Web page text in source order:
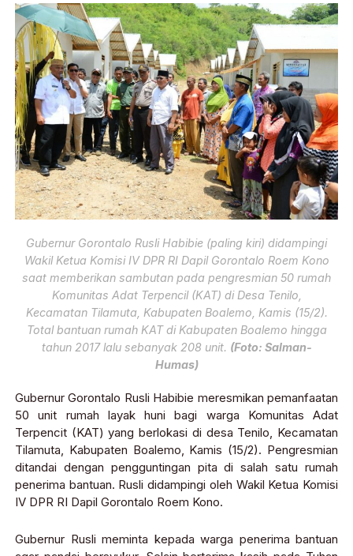
Gubernur Gorontalo Rusli Habibie (paling kiri) didampingi
Wakil Ketua Komisi IV DPR RI Dapil Gorontalo Roem Kono
saat memberikan sambutan pada pengresmian 50 rumah
Komunitas Adat Terpencil (KAT) di Desa Tenilo,
Kecamatan Tilamuta, Kabupaten Boalemo, Kamis (15/2).
Total bantuan rumah KAT di Kabupaten Boalemo hingga
tahun 2017 lalu sebanyak 208 unit. (Foto: Salman-
Humas)
Gubernur Gorontalo Rusli Habibie meresmikan pemanfaatan
50 unit rumah layak huni bagi warga Komunitas Adat
Terpencit (KAT) yang berlokasi di desa Tenilo, Kecamatan
Tilamuta, Kabupaten Boalemo, Kamis (15/2). Pengresmian
ditandai dengan pengguntingan pita di salah satu rumah
penerima bantuan. Rusli didampingi oleh Wakil Ketua Komisi
IV DPR RI Dapil Gorontalo Roem Kono.
Gubernur Rusli meminta kepada warga penerima bantuan